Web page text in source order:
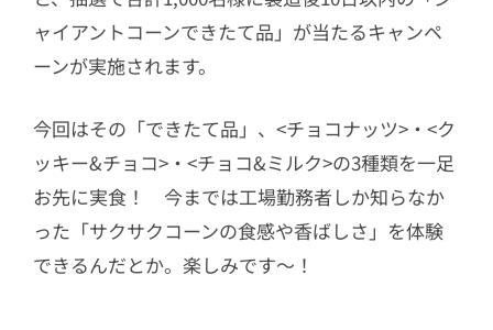
ャイアントコーンできたて品」が当たるキャンペ
ーンが実施されます。
今回はその「できたて品」、<チョコナッツ>・<ク
ッキー&チョコ>・<チョコ&ミルク>の3種類を一足
お先に実食！ 今までは工場勤務者しか知らなか
った「サクサクコーンの食感や香ばしさ」を体験
できるんだとか。楽しみです〜！